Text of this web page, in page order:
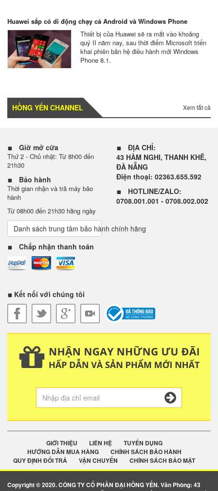
Huawei sắp có di động chạy cả Android và Windows Phone
Thiết bị của Huawei sẽ ra mắt vào khoảng
quý II năm nay, sau thời điểm Microsoft triển
khai phiên bản hệ điều hành mới Windows
Phone 8.1.
HỒNG YẾN CHANNEL Xem tất cả
Giờ mở cửa
Thứ 2 - Chủ nhật: Từ 8h00 đến
21h30
Bảo hành
Thời gian nhận và trả máy bảo
hành
Từ 08h00 đến 21h30 hằng ngày
Danh sách trung tâm bảo hành chính hãng
Chấp nhận thanh toán
ĐỊA CHỈ:
43 HÀM NGHI, THANH KHÊ,
ĐÀ NẴNG
Điện thoại: 02363.655.592
HOTLINE/ZALO:
0708.001.001 - 0708.002.002
Kết nối với chúng tôi
GIỚI THIỆU LIÊN HỆ
TUYỂN DỤNG
HƯỚNG DẪN MUA HÀNG
CHÍNH SÁCH BẢO HÀNH
QUY ĐỊNH ĐỔI TRẢ
VẬN CHUYỂN CHÍNH SÁCH BẢO MẬT
Copyright © 2020. CÔNG TY CỔ PHẦN ĐẠI HỒNG YẾN. Văn Phòng: 43